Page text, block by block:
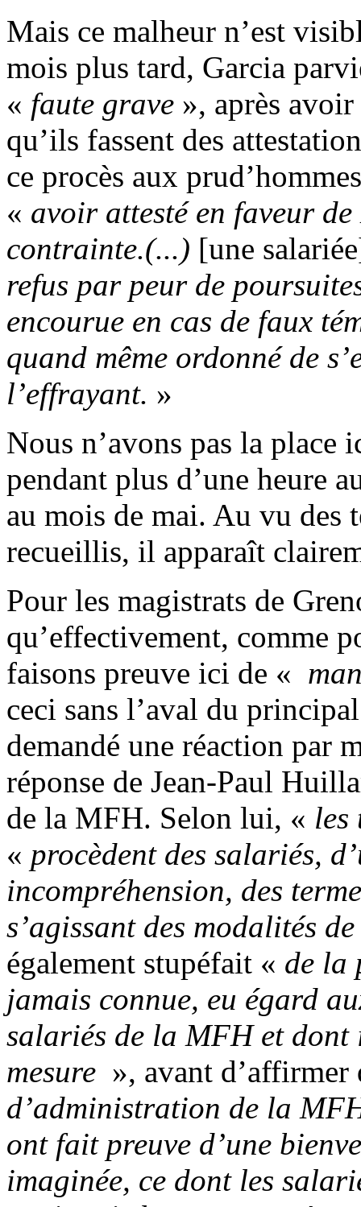
Mais ce malheur n’est
mois plus tard, Garcia
« faute grave », après
qu’ils fassent des
ce procès aux
« avoir attesté en faveur
contrainte.(...) [une
refus par peur de
encourue en cas de faux
quand même ordonné de
l’effrayant. »
Nous n’avons pas la place
pendant plus d’une heure
au mois de mai. Au vu des
recueillis, il apparaît
Pour les magistrats de
qu’effectivement, comme
faisons preuve ici de «
ceci sans l’aval du
demandé une réaction par
réponse de Jean-Paul
de la MFH. Selon lui, « les
« procèdent des salariés,
incompréhension, des
s’agissant des modalités
également stupéfait « de la
jamais connue, eu égard
salariés de la MFH et
mesure », avant
d’administration de la
ont fait preuve d’une
imaginée, ce dont les